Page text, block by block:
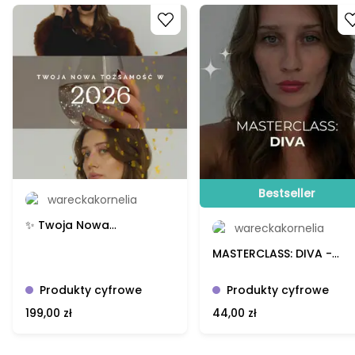
✨ CZY TO O TOBIE?
🔸 Masz silną intuicję, ale często ją wyciszasz, bo boisz się
oceny albo odrzucenia?
🔸 Zaczynałaś już tyle razy, ale wciąż zatrzymywał Cię
sabotaż, wstyd, porównywanie się i myśl: „a co jeśli znowu
się nie uda?”
🔸 Czujesz, że tracisz czas i energię na relacje, obowiązki
albo sytuacje, które bardziej Cię osłabiają niż wspierają?
🔸 Chcesz zakończyć 2025 z mocą, a nie zmęczeniem - z
klarownością, lekkością i zaufaniem do siebie i życia?
to ten jeden bilet, jedna decyzja, jeden krok, który
🔸 Potrzebujesz narzędzi i energii, które pomogą Ci odbić
głową?
Go to product
wareckakornelia
✨ Twoja Nowa
Produkty cyfrowe
199,00 zł
Go to product
Bestseller
wareckakornelia
MASTERCLASS: DIVA -
masterclass
Produkty cyfrowe
44,00 zł